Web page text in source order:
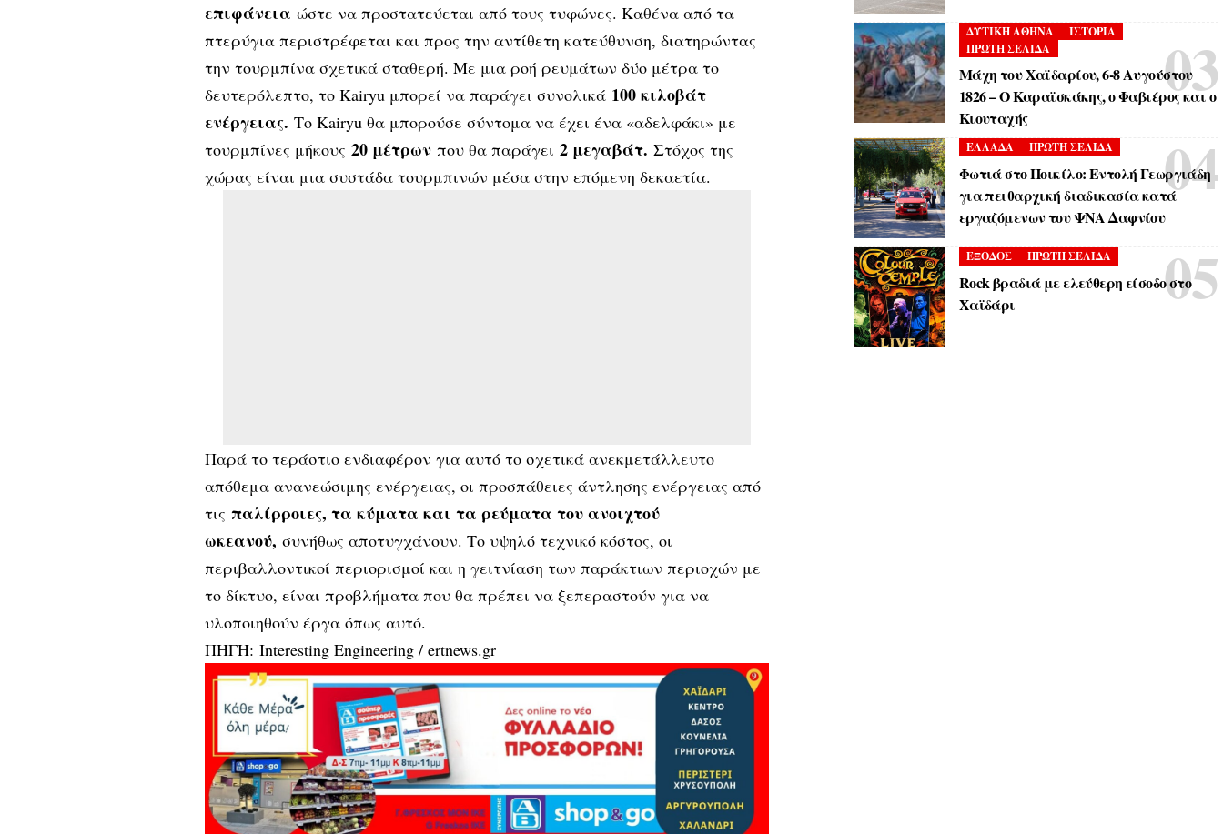
επιφάνεια ώστε να προστατεύεται από τους τυφώνες. Καθένα από τα
πτερύγια περιστρέφεται και προς την αντίθετη κατεύθυνση, διατηρώντας
την τουρμπίνα σχετικά σταθερή. Με μια ροή ρευμάτων δύο μέτρα το
δευτερόλεπτο, το Kairyu μπορεί να παράγει συνολικά 100 κιλοβάτ
ενέργειας. Το Kairyu θα μπορούσε σύντομα να έχει ένα «αδελφάκι» με
τουρμπίνες μήκους 20 μέτρωνπου θα παράγει 2 μεγαβάτ. Στόχος της
χώρας είναι μια συστάδα τουρμπινών μέσα στην επόμενη δεκαετία.
Παρά το τεράστιο ενδιαφέρον για αυτό το σχετικά ανεκμετάλλευτο
απόθεμα ανανεώσιμης ενέργειας, οι προσπάθειες άντλησης ενέργειας από
τις παλίρροιες, τα κύματα και τα ρεύματα του ανοιχτού
ωκεανού, συνήθως αποτυγχάνουν. Το υψηλό τεχνικό κόστος, οι
περιβαλλοντικοί περιορισμοί και η γειτνίαση των παράκτιων περιοχών με
το δίκτυο, είναι προβλήματα που θα πρέπει να ξεπεραστούν για να
υλοποιηθούν έργα όπως αυτό.
ΠΗΓΗ: Interesting Engineering/ ertnews.gr
ΔΥΤΙΚΗ ΑΘΗΝΑ
ΙΣΤΟΡΙΑ
ΠΡΩΤΗ ΣΕΛΙΔΑ
Μάχη του Χαϊδαρίου, 6-8 Αυγούστου
1826 – Ο Καραϊσκάκης, ο Φαβιέρος και ο
Κιουταχής
ΕΛΛΑΔΑ ΠΡΩΤΗ ΣΕΛΙΔΑ
Φωτιά στο Ποικίλο: Εντολή Γεωργιάδη
για πειθαρχική διαδικασία κατά
εργαζόμενων του ΨΝΑ Δαφνίου
ΕΞΟΔΟΣ ΠΡΩΤΗ ΣΕΛΙΔΑ
Rock βραδιά με ελεύθερη είσοδο στο
Χαϊδάρι